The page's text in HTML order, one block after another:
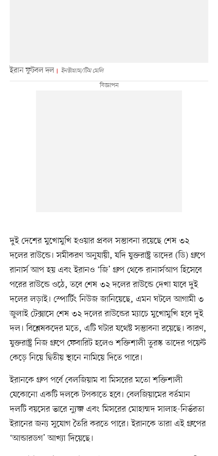
ইরান ফুটবল দল ইনস্টাগ্রাম/টিম মেলি
দুই দেশের মুখোমুখি হওয়ার প্রবল সম্ভাবনা রয়েছে শেষ ৩২
দলের রাউন্ডে। সমীকরণ অনুযায়ী, যদি যুক্তরাষ্ট্র তাদের (ডি) গ্রুপে
রানার্স আপ হয় এবং ইরানও ‘জি’ গ্রুপ থেকে রানার্সআপ হিসেবে
পরের রাউন্ডে ওঠে, তবে শেষ ৩২ দলের রাউন্ডে দেখা যাবে দুই
দলের লড়াই। স্পোর্টিং নিউজ জানিয়েছে, এমন ঘটলে আগামী ৩
জুলাই টেক্সাসে শেষ ৩২ দলের রাউন্ডের ম্যাচে মুখোমুখি হবে দুই
দল। বিশ্লেষকদের মতে, এটি ঘটার যথেষ্ট সম্ভাবনা রয়েছে। কারণ,
যুক্তরাষ্ট্র নিজ গ্রুপে ফেবারিট হলেও শক্তিশালী তুরস্ক তাদের পয়েন্ট
কেড়ে নিয়ে দ্বিতীয় স্থানে নামিয়ে দিতে পারে।
ইরানকে গ্রুপ পর্বে বেলজিয়াম বা মিসরের মতো শক্তিশালী
যেকোনো একটি দলকে টপকাতে হবে। বেলজিয়ামের বর্তমান
দলটি বয়সের ভারে ন্যুব্জ এবং মিসরের মোহাম্মদ সালাহ-নির্ভরতা
ইরানের জন্য সুযোগ তৈরি করতে পারে। ইরানকে তারা এই গ্রুপের
‘আন্ডারডগ’ আখ্যা দিয়েছে।